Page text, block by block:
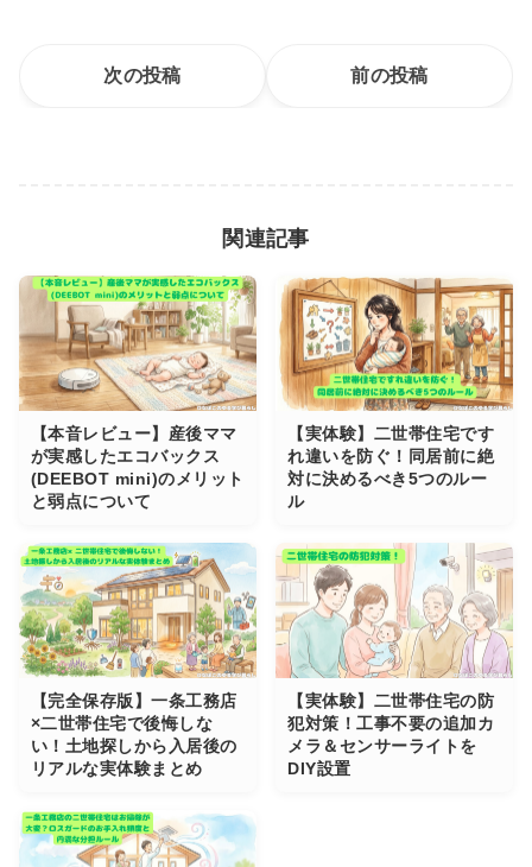
次の投稿 前の投稿
関連記事
【本音レビュー】産後ママ
が実感したエコバックス
(DEEBOT mini)のメリット
と弱点について
【実体験】二世帯住宅です
れ違いを防ぐ！同居前に絶
対に決めるべき5つのルー
ル
【完全保存版】一条工務店
×二世帯住宅で後悔しな
い！土地探しから入居後の
リアルな実体験まとめ
【実体験】二世帯住宅の防
犯対策！工事不要の追加カ
メラ＆センサーライトを
DIY設置